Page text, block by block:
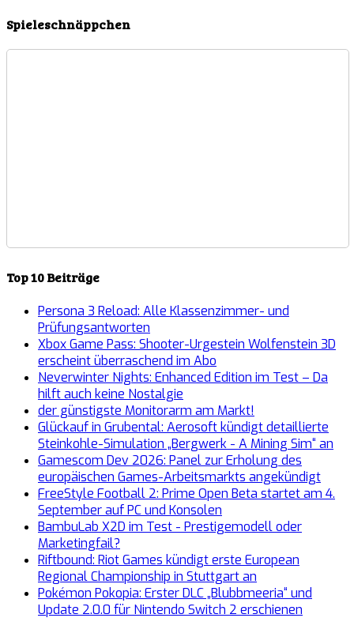
Spieleschnäppchen
Top 10 Beiträge
Persona 3 Reload: Alle Klassenzimmer- und
Prüfungsantworten
Xbox Game Pass: Shooter-Urgestein Wolfenstein 3D
erscheint überraschend im Abo
Neverwinter Nights: Enhanced Edition im Test – Da
hilft auch keine Nostalgie
der günstigste Monitorarm am Markt!
Glückauf in Grubental: Aerosoft kündigt detaillierte
Steinkohle-Simulation „Bergwerk - A Mining Sim“ an
Gamescom Dev 2026: Panel zur Erholung des
europäischen Games-Arbeitsmarkts angekündigt
FreeStyle Football 2: Prime Open Beta startet am 4.
September auf PC und Konsolen
BambuLab X2D im Test - Prestigemodell oder
Marketingfail?
Riftbound: Riot Games kündigt erste European
Regional Championship in Stuttgart an
Pokémon Pokopia: Erster DLC „Blubbmeeria“ und
Update 2.0.0 für Nintendo Switch 2 erschienen